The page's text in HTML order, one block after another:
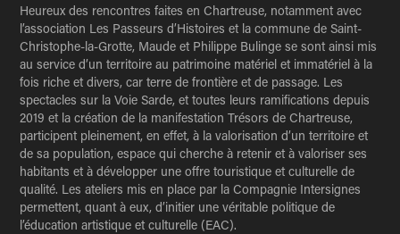
Heureux des rencontres faites en Chartreuse, notamment avec
l’association Les Passeurs d’Histoires et la commune de Saint-
Christophe-la-Grotte, Maude et Philippe Bulinge se sont ainsi mis
au service d’un territoire au patrimoine matériel et immatériel à la
fois riche et divers, car terre de frontière et de passage. Les
spectacles sur la Voie Sarde, et toutes leurs ramifications depuis
2019 et la création de la manifestation Trésors de Chartreuse,
participent pleinement, en effet, à la valorisation d’un territoire et
de sa population, espace qui cherche à retenir et à valoriser ses
habitants et à développer une offre touristique et culturelle de
qualité. Les ateliers mis en place par la Compagnie Intersignes
permettent, quant à eux, d’initier une véritable politique de
l’éducation artistique et culturelle (EAC).